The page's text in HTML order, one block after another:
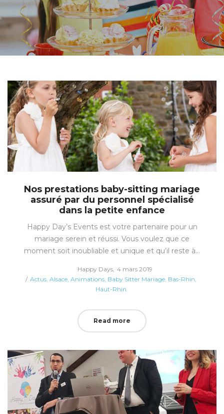
Nos prestations baby-sitting mariage
assuré par du personnel spécialisé
dans la petite enfance
Happy Day’s Events est votre partenaire pour un
mariage serein et réussi. Vous voulez que ce
moment soit inoubliable et unique et qu’il reste à…
Happy Days Posted
on
4 mars 2019
Posted
Actus Alsace Animations Baby Sitter Mariage Bas-Rhin
Haut-Rhin
Read more